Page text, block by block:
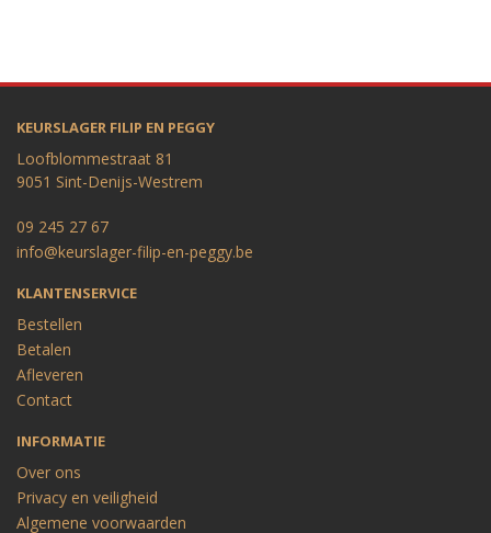
KEURSLAGER FILIP EN PEGGY
Loofblommestraat 81
9051 Sint-Denijs-Westrem
09 245 27 67
info@keurslager-filip-en-peggy.be
KLANTENSERVICE
Bestellen
Betalen
Afleveren
Contact
INFORMATIE
Over ons
Privacy en veiligheid
Algemene voorwaarden